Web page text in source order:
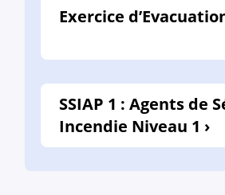
Exercice
SSIAP 1 : Agents de
Incendie Niveau 1 ›